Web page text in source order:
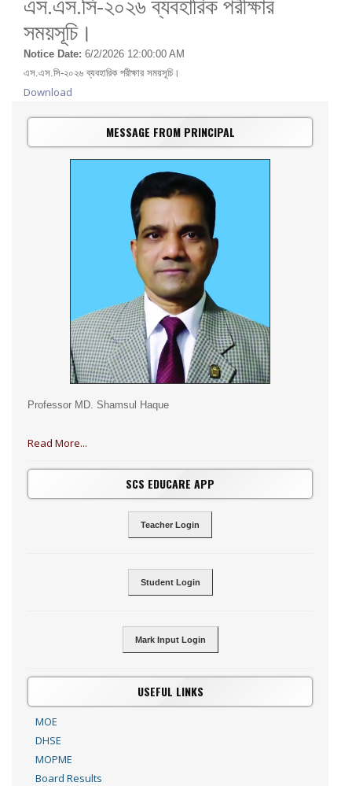
সময়সূচি।
Notice Date: 6/2/2026 12:00:00 AM
এস.এস.সি-২০২৬ ব্যবহারিক পরীক্ষার সময়সূচি।
Download
MESSAGE FROM PRINCIPAL
Professor MD. Shamsul Haque
Read More...
SCS EDUCARE APP
Teacher Login
Student Login
Mark Input Login
USEFUL LINKS
MOE
DHSE
MOPME
Board Results